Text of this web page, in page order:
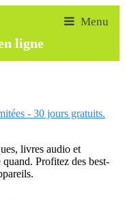
ligne
- 30 jours gratuits.
livres audio et
Profitez des best-